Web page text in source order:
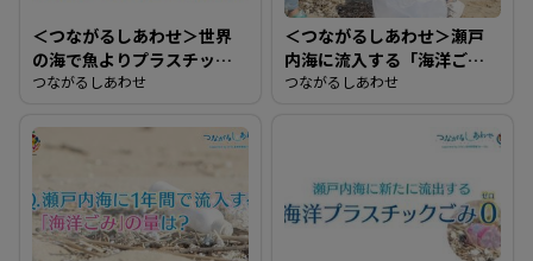
＜つながるしあわせ＞世界
の海で魚よりプラスチック
ごみが多くなるのはいつ？
つながるしあわせ
＜つながるしあわせ＞瀬戸
内海に流入する「海洋ご
み」どこから来る？
つながるしあわせ